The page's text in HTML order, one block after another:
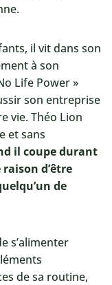
il vit dans son
à son
Life Power »
son entreprise
vie. Théo Lion
et sans
il coupe durant
d’être
de
s’alimenter
de sa routine,